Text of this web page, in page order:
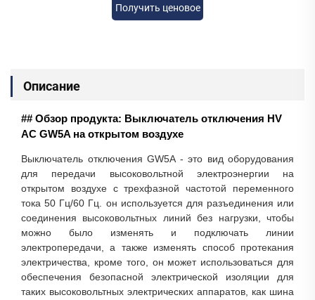
Получить ценовое
Описание
## Обзор продукта: Выключатель отключения HV
AC GW5A на открытом воздухе
Выключатель отключения GW5A - это вид оборудования
для передачи высоковольтной электроэнергии на
открытом воздухе с трехфазной частотой переменного
тока 50 Гц/60 Гц. он используется для разъединения или
соединения высоковольтных линий без нагрузки, чтобы
можно было изменять и подключать линии
электропередачи, а также изменять способ протекания
электричества, кроме того, он может использоваться для
обеспечения безопасной электрической изоляции для
таких высоковольтных электрических аппаратов, как шина